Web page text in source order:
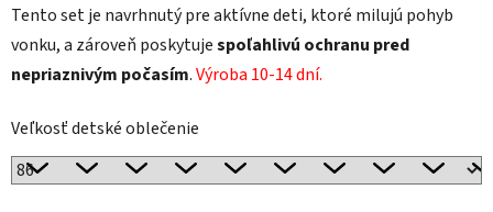
Tento set je navrhnutý pre aktívne deti, ktoré milujú pohyb
vonku, a zároveň poskytujespoľahlivú ochranu pred
nepriaznivým počasím.Výroba 10-14 dní.
Veľkosť detské oblečenie